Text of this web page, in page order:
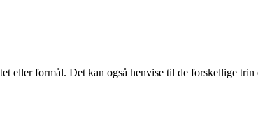
eller formål. Det kan også henvise til de forskellige